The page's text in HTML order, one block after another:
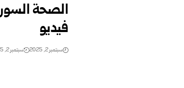
فيديو
سبتمبر 2, 2025 سبتمبر 2, 2025